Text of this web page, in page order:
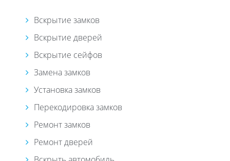
Вскрытие замков
Вскрытие дверей
Вскрытие сейфов
Замена замков
Установка замков
Перекодировка замков
Ремонт замков
Ремонт дверей